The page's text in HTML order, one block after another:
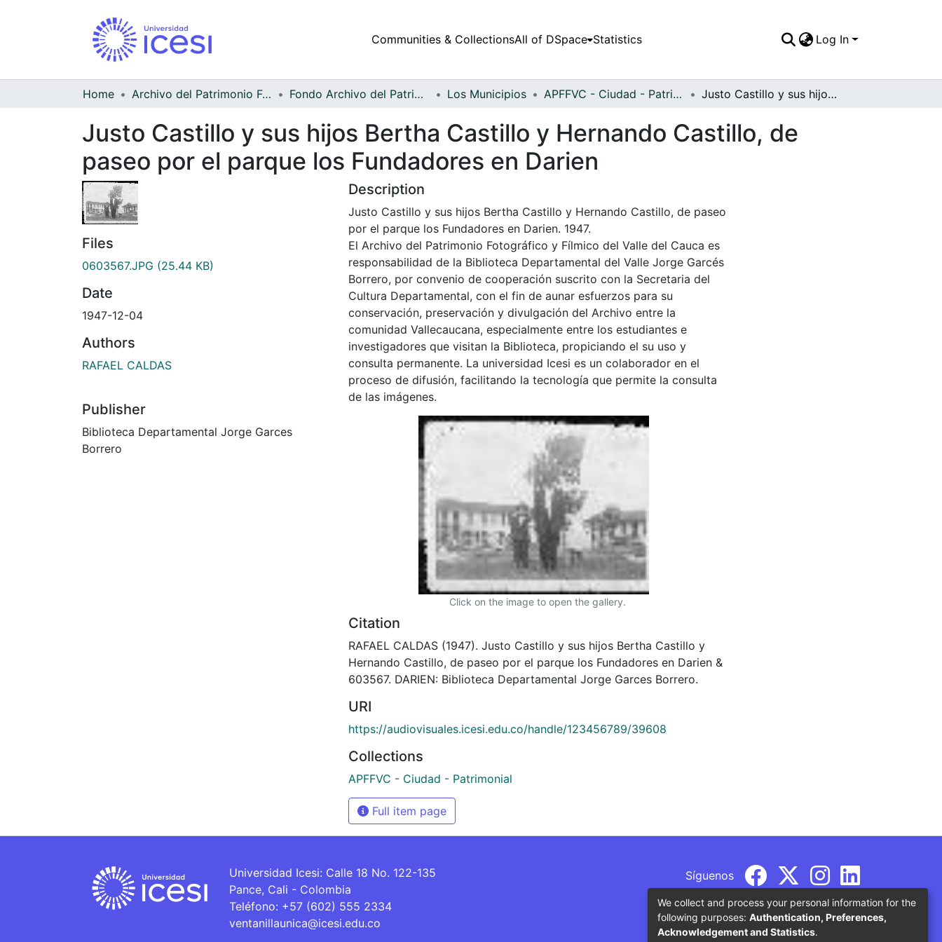
Communities & CollectionsAll of DSpace Statistics Log In
Home Archivo del Patrimonio Fotográfico y Fílmico del Valle del Cauca Fondo Archivo del Patrimonio Fotográfico y Fílmico del Valle del Cauca Los Municipios APFFVC - Ciudad - Patrimonial Justo Castillo y sus hijos Bertha Castillo y Hernando Castillo, de paseo por el parque los Fundadores en Darien
Justo Castillo y sus hijos Bertha Castillo y Hernando Castillo, de
paseo por el parque los Fundadores en Darien
Files
0603567.JPG (25.44 KB)
Date
1947-12-04
Authors
RAFAEL CALDAS
Publisher
Biblioteca Departamental Jorge Garces
Borrero
Description
Justo Castillo y sus hijos Bertha Castillo y Hernando Castillo, de paseo
por el parque los Fundadores en Darien. 1947.
El Archivo del Patrimonio Fotográfico y Fílmico del Valle del Cauca es
responsabilidad de la Biblioteca Departamental del Valle Jorge Garcés
Borrero, por convenio de cooperación suscrito con la Secretaria del
Cultura Departamental, con el fin de aunar esfuerzos para su
conservación, preservación y divulgación del Archivo entre la
comunidad Vallecaucana, especialmente entre los estudiantes e
investigadores que visitan la Biblioteca, propiciando el su uso y
consulta permanente. La universidad Icesi es un colaborador en el
proceso de difusión, facilitando la tecnología que permite la consulta
de las imágenes.
Click on the image to open the gallery.
Citation
RAFAEL CALDAS (1947). Justo Castillo y sus hijos Bertha Castillo y
Hernando Castillo, de paseo por el parque los Fundadores en Darien &
603567. DARIEN: Biblioteca Departamental Jorge Garces Borrero.
URI
https://audiovisuales.icesi.edu.co/handle/123456789/39608
Collections
APFFVC - Ciudad - Patrimonial
Full item page
Universidad Icesi: Calle 18 No. 122-135
Pance, Cali - Colombia
Teléfono: +57 (602) 555 2334
ventanillaunica@icesi.edu.co
Síguenos
We collect and process your personal information for the
following purposes: Authentication, Preferences,
Acknowledgement and Statistics.